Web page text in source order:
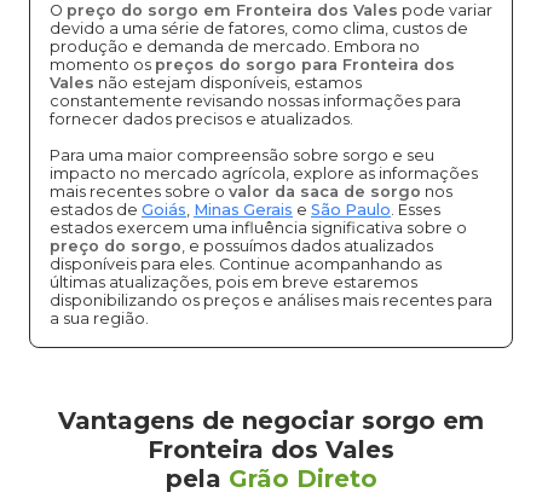
O preço do sorgo em Fronteira dos Vales pode variar
devido a uma série de fatores, como clima, custos de
produção e demanda de mercado. Embora no
momento os preços do sorgo para Fronteira dos
Vales não estejam disponíveis, estamos
constantemente revisando nossas informações para
fornecer dados precisos e atualizados.
Para uma maior compreensão sobre sorgo e seu
impacto no mercado agrícola, explore as informações
mais recentes sobre o valor da saca de sorgo nos
estados de Goiás, Minas Gerais e São Paulo. Esses
estados exercem uma influência significativa sobre o
preço do sorgo, e possuímos dados atualizados
disponíveis para eles. Continue acompanhando as
últimas atualizações, pois em breve estaremos
disponibilizando os preços e análises mais recentes para
a sua região.
Vantagens de negociar sorgo em
Fronteira dos Vales
pela Grão Direto